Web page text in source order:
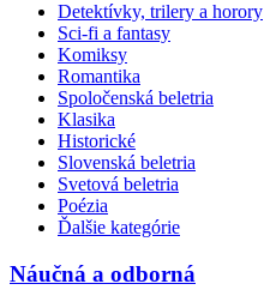
Detektívky, trilery a horory
Sci-fi a fantasy
Komiksy
Romantika
Spoločenská beletria
Klasika
Historické
Slovenská beletria
Svetová beletria
Poézia
Ďalšie kategórie
Náučná a odborná